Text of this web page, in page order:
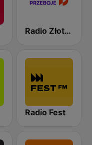
Radio Złote Przeboje
Radio Fest